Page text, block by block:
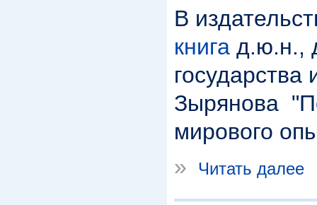
В
книга д.ю.н.,
Зырянова
мирового
»
Читать далее